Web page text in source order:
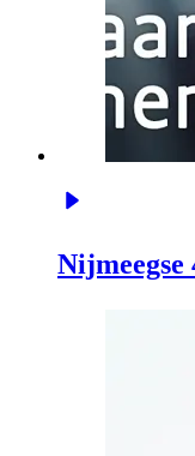
Nijmeegse